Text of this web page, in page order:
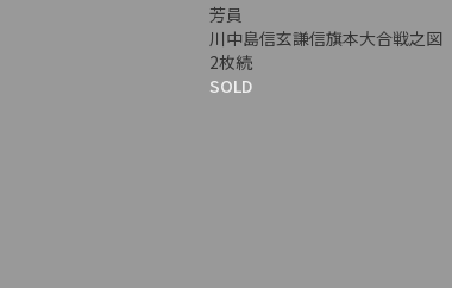
芳員
川中島信玄謙信旗本大合戦之図
2枚続
SOLD